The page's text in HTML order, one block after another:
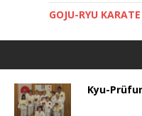
GOJU-RYU
Kyu-